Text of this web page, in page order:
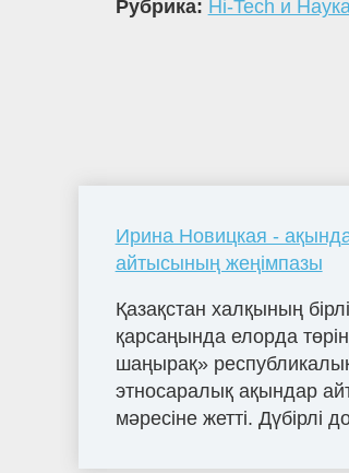
Рубрика: Hi-Tech и
Ирина Новицкая -
айтысының жеңімпазы
Қазақстан халқының
қарсаңында елорда
шаңырақ»
этносаралық ақындар
мәресіне жетті. Дүбірлі